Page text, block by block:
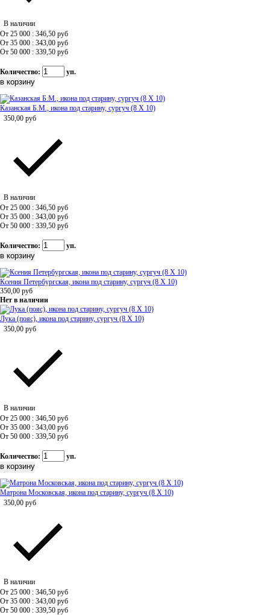
В наличии
От 25 000 : 346,50 руб
От 35 000 : 343,00 руб
От 50 000 : 339,50 руб
Количество: уп.
Казанская Б.М., икона под старину, сургуч (8 Х 10)
350,00 руб
В наличии
От 25 000 : 346,50 руб
От 35 000 : 343,00 руб
От 50 000 : 339,50 руб
Количество: уп.
Ксения Петербургская, икона под старину, сургуч (8 Х 10)
350,00 руб
Нет в наличии
Лука (пояс), икона под старину, сургуч (8 Х 10)
350,00 руб
В наличии
От 25 000 : 346,50 руб
От 35 000 : 343,00 руб
От 50 000 : 339,50 руб
Количество: уп.
Матрона Московская, икона под старину, сургуч (8 Х 10)
350,00 руб
В наличии
От 25 000 : 346,50 руб
От 35 000 : 343,00 руб
От 50 000 : 339,50 руб